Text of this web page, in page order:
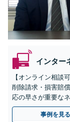
インター
【オンライン相談
削除請求・損害賠
応の早さが重要な
状況を整理しなが
話・Ｗｅｂ相談可】
事例を見